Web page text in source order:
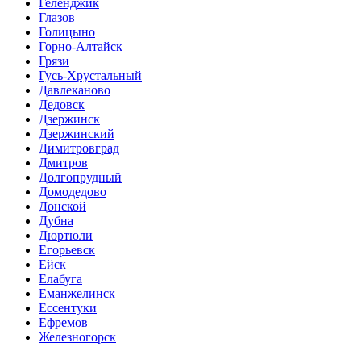
Геленджик
Глазов
Голицыно
Горно-Алтайск
Грязи
Гусь-Хрустальный
Давлеканово
Дедовск
Дзержинск
Дзержинский
Димитровград
Дмитров
Долгопрудный
Домодедово
Донской
Дубна
Дюртюли
Егорьевск
Ейск
Елабуга
Еманжелинск
Ессентуки
Ефремов
Железногорск